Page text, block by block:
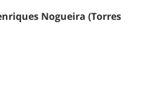
Nogueira (Torres